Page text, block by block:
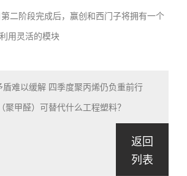
阶段完成后，赢创和西门子将拥有一个
用灵活的模块
盾难以缓解 四季度聚丙烯仍负重前行
聚甲醛）可替代什么工程塑料？
返回
列表